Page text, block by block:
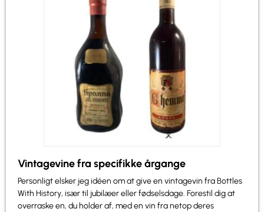
Vintagevine fra specifikke årgange
Personligt elsker jeg idéen om at give en vintagevin fra Bottles
With History, især til jubilæer eller fødselsdage. Forestil dig at
overraske en, du holder af, med en vin fra netop deres